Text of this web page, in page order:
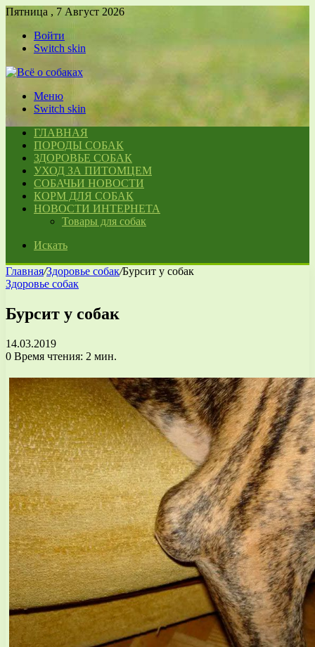
Пятница , 7 Август 2026
Войти
Switch skin
Меню
Switch skin
ГЛАВНАЯ
ПОРОДЫ СОБАК
ЗДОРОВЬЕ СОБАК
УХОД ЗА ПИТОМЦЕМ
СОБАЧЬИ НОВОСТИ
КОРМ ДЛЯ СОБАК
НОВОСТИ ИНТЕРНЕТА
Товары для собак
Искать
Главная/Здоровье собак/Бурсит у собак
Здоровье собак
Бурсит у собак
14.03.2019
0 Время чтения: 2 мин.